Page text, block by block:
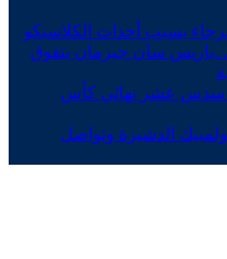
بسبب أحداث الكلاسيكو
سان جيرمان يتفوق
سدس عشر نهائي كأس
الدشيرة وتواصل